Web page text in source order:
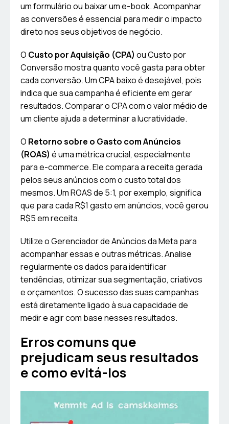
um formulário ou baixar um e-book. Acompanhar
as conversões é essencial para medir o impacto
direto nos seus objetivos de negócio.
O Custo por Aquisição (CPA) ou Custo por
Conversão mostra quanto você gasta para obter
cada conversão. Um CPA baixo é desejável, pois
indica que sua campanha é eficiente em gerar
resultados. Comparar o CPA com o valor médio de
um cliente ajuda a determinar a lucratividade.
O Retorno sobre o Gasto com Anúncios
(ROAS) é uma métrica crucial, especialmente
para e-commerce. Ele compara a receita gerada
pelos seus anúncios com o custo total dos
mesmos. Um ROAS de 5:1, por exemplo, significa
que para cada R$1 gasto em anúncios, você gerou
R$5 em receita.
Utilize o Gerenciador de Anúncios da Meta para
acompanhar essas e outras métricas. Analise
regularmente os dados para identificar
tendências, otimizar sua segmentação, criativos
e orçamentos. O sucesso das suas campanhas
está diretamente ligado à sua capacidade de
medir e agir com base nesses resultados.
Erros comuns que
prejudicam seus resultados
e como evitá-los